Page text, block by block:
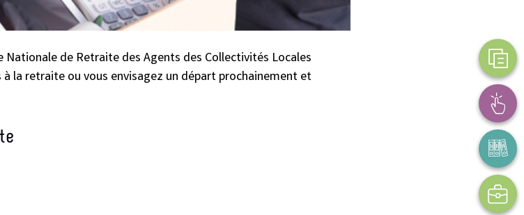
de Retraite des Agents des Collectivités Locales
la retraite ou vous envisagez un départ prochainement et